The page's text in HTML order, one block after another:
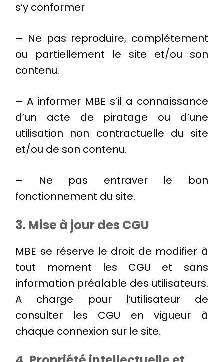
s’y conformer
– Ne pas reproduire, complétement
ou partiellement le site et/ou son
contenu.
– A informer MBE s’il a connaissance
d’un acte de piratage ou d’une
utilisation non contractuelle du site
et/ou de son contenu.
– Ne pas entraver le bon
fonctionnement du site.
3. Mise à jour des CGU
MBE se réserve le droit de modifier à
tout moment les CGU et sans
information préalable des utilisateurs.
A charge pour l’utilisateur de
consulter les CGU en vigueur à
chaque connexion sur le site.